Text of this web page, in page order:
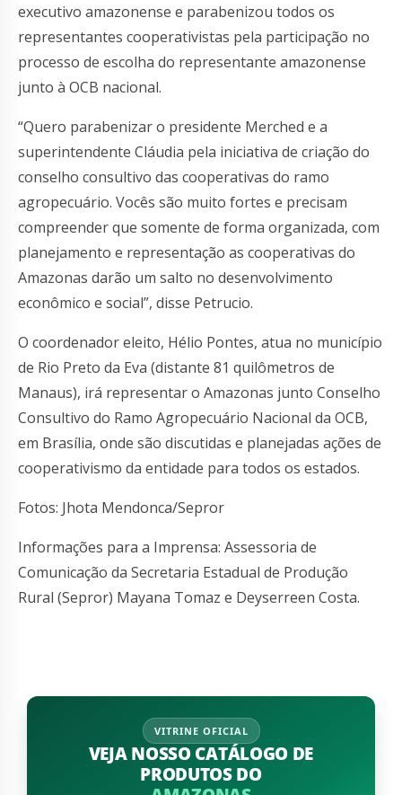
executivo amazonense e parabenizou todos os
representantes cooperativistas pela participação no
processo de escolha do representante amazonense
junto à OCB nacional.
“Quero parabenizar o presidente Merched e a
superintendente Cláudia pela iniciativa de criação do
conselho consultivo das cooperativas do ramo
agropecuário. Vocês são muito fortes e precisam
compreender que somente de forma organizada, com
planejamento e representação as cooperativas do
Amazonas darão um salto no desenvolvimento
econômico e social”, disse Petrucio.
O coordenador eleito, Hélio Pontes, atua no município
de Rio Preto da Eva (distante 81 quilômetros de
Manaus), irá representar o Amazonas junto Conselho
Consultivo do Ramo Agropecuário Nacional da OCB,
em Brasília, onde são discutidas e planejadas ações de
cooperativismo da entidade para todos os estados.
Fotos: Jhota Mendonca/Sepror
Informações para a Imprensa: Assessoria de
Comunicação da Secretaria Estadual de Produção
Rural (Sepror) Mayana Tomaz e Deyserreen Costa.
VITRINE OFICIAL
VEJA NOSSO CATÁLOGO DE
PRODUTOS DO